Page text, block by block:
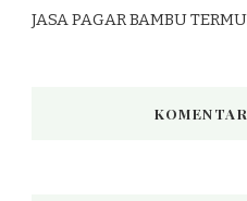
JASA PAGAR BAMBU